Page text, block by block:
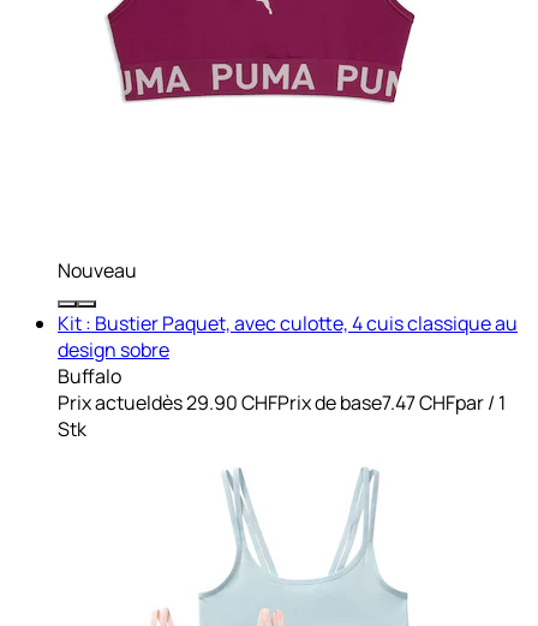
Nouveau
Kit : Bustier Paquet, avec culotte, 4 cuis classique au
design sobre
Buffalo
Prix actueldès29.90 CHFPrix de base7.47 CHFpar/ 1
Stk